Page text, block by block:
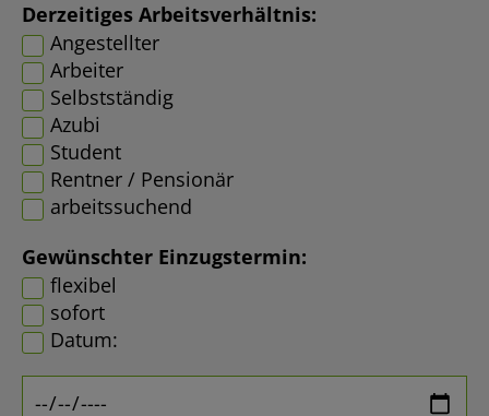
Derzeitiges Arbeitsverhältnis:
Angestellter
Arbeiter
Selbstständig
Azubi
Student
Rentner / Pensionär
arbeitssuchend
Gewünschter Einzugstermin:
flexibel
sofort
Datum: